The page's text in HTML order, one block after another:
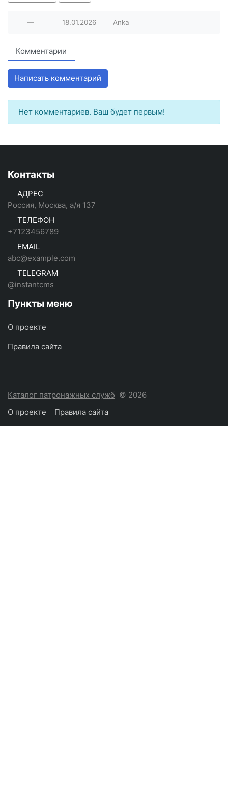
— 18.01.2026 Anka
Комментарии
Написать комментарий
Нет комментариев. Ваш будет первым!
Контакты
АДРЕС
Россия, Москва, а/я 137
ТЕЛЕФОН
+7123456789
EMAIL
abc@example.com
TELEGRAM
@instantcms
Пункты меню
О проекте
Правила сайта
Каталог патронажных служб © 2026
О проекте
Правила сайта